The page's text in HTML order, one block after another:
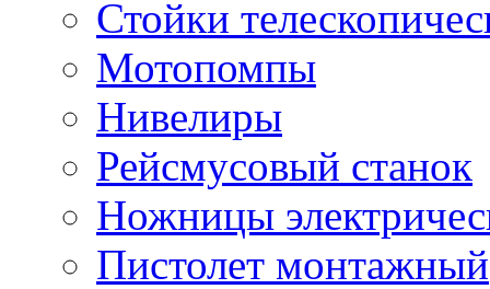
Стойки
Мотопомпы
Нивелиры
Рейсмусовый станок
Ножницы
Пистолет монтажный